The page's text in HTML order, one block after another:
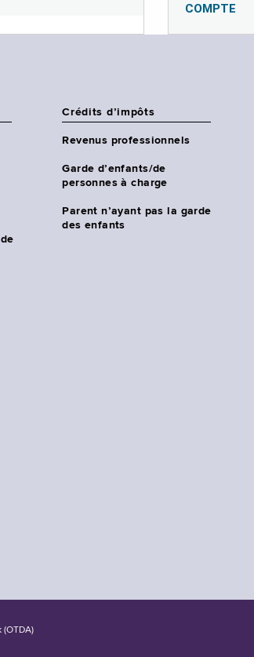
COMPTE
Crédits d’impôts
Revenus professionnels
Garde d’enfants/de
personnes à charge
Parent n’ayant pas la garde
des enfants
(OTDA)